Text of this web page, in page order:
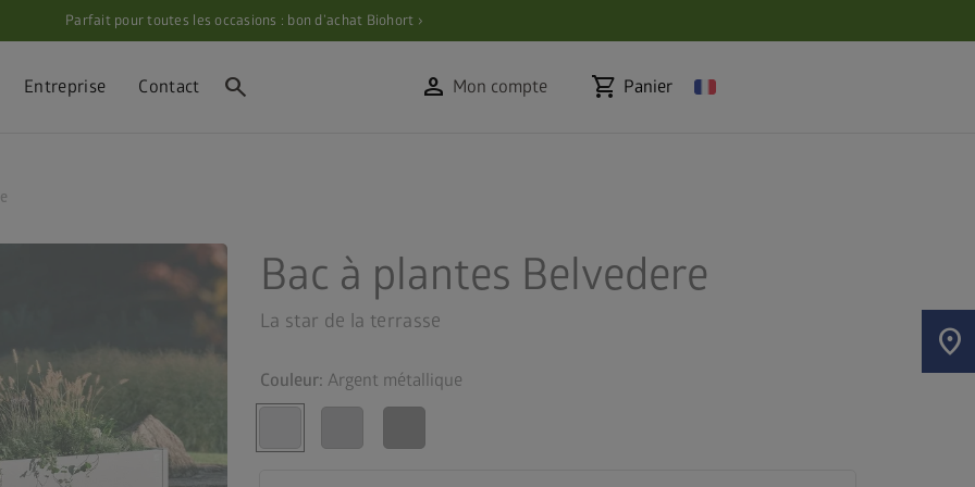
Parfait pour toutes les occasions : bon d’achat Biohort ›
Entreprise Contact search person Mon compte shopping_cart Panier
Bac à plantes Belvedere
La star de la terrasse
Couleur: Argent métallique
location_on